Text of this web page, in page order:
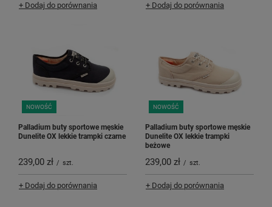
+ Dodaj do porównania + Dodaj do porównania
NOWOŚĆ
Palladium buty sportowe męskie
Dunelite OX lekkie trampki czarne
239,00 zł / szt.
+ Dodaj do porównania
NOWOŚĆ
Palladium buty sportowe męskie
Dunelite OX lekkie trampki
beżowe
239,00 zł / szt.
+ Dodaj do porównania